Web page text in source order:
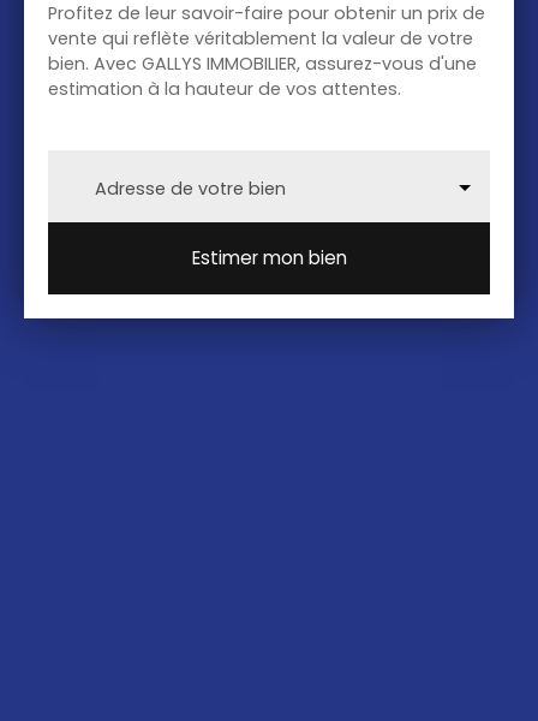
Profitez de leur savoir-faire pour obtenir un prix de
vente qui reflète véritablement la valeur de votre
bien. Avec GALLYS IMMOBILIER, assurez-vous d'une
estimation à la hauteur de vos attentes.
Adresse de votre bien
Estimer mon bien